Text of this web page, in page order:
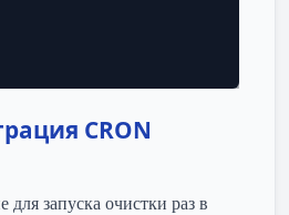
CRON
запуска очистки раз в